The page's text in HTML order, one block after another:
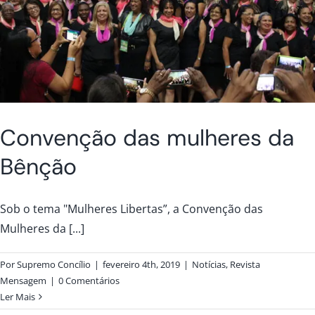
Convenção das mulheres da
Bênção
Sob o tema "Mulheres Libertas”, a Convenção das
Mulheres da [...]
PorSupremo Concílio | fevereiro 4th, 2019 | Notícias, Revista
Mensagem | 0 Comentários
Ler Mais